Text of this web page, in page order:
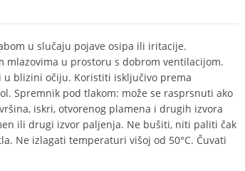
u slučaju pojave osipa ili iritacije.
mlazovima u prostoru s dobrom ventilacijom.
blizini očiju. Koristiti isključivo prema
Spremnik pod tlakom: može se rasprsnuti ako
iskri, otvorenog plamena i drugih izvora
ili drugi izvor paljenja. Ne bušiti, niti paliti čak
Ne izlagati temperaturi višoj od 50°C. Čuvati